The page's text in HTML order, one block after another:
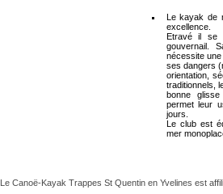
Le kayak de
excellence.
Etravé il se
gouvernail.
nécessite
ses dangers
orientation,
traditionnels,
bonne
permet leur
jours.
Le club est
mer
Le Canoë-Kayak Trappes St Quentin en Yvelines est